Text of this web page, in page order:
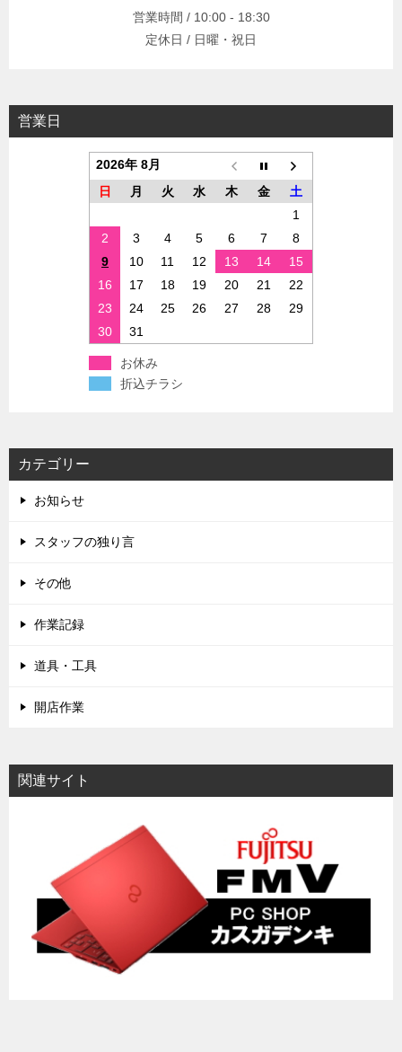
営業時間 / 10:00 - 18:30
定休日 / 日曜・祝日
営業日
2026年 8月
日
月 火 水 木 金
土
1
2
3 4 5 6 7
8
9
10 11 12 13 14
15
16
17 18 19 20 21
22
23
24 25 26 27 28
29
30
31
お休み
折込チラシ
カテゴリー
お知らせ
スタッフの独り言
その他
作業記録
道具・工具
開店作業
関連サイト